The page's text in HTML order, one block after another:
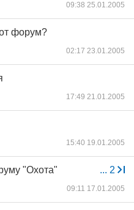
09:38 25.01.2005
форум?
02:17 23.01.2005
17:49 21.01.2005
15:40 19.01.2005
... 2
"Охота"
09:11 17.01.2005